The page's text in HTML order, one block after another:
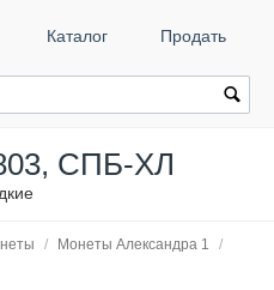
Каталог Продать
СПБ-ХЛ
/ Монеты Александра 1
/